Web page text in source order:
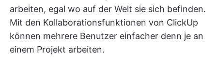
arbeiten, egal wo auf der Welt sie sich befinden.
Mit den Kollaborationsfunktionen von ClickUp
können mehrere Benutzer einfacher denn je an
einem Projekt arbeiten.